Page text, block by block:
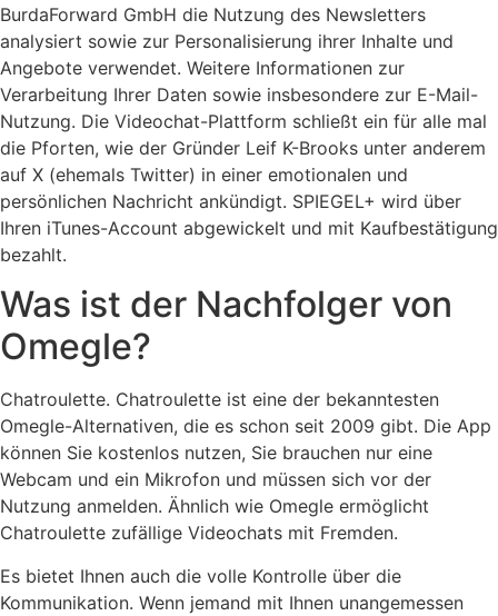
BurdaForward GmbH die Nutzung des Newsletters
analysiert sowie zur Personalisierung ihrer Inhalte und
Angebote verwendet. Weitere Informationen zur
Verarbeitung Ihrer Daten sowie insbesondere zur E-Mail-
Nutzung. Die Videochat-Plattform schließt ein für alle mal
die Pforten, wie der Gründer Leif K-Brooks unter anderem
auf X (ehemals Twitter) in einer emotionalen und
persönlichen Nachricht ankündigt. SPIEGEL+ wird über
Ihren iTunes-Account abgewickelt und mit Kaufbestätigung
bezahlt.
Was ist der Nachfolger von
Omegle?
Chatroulette. Chatroulette ist eine der bekanntesten
Omegle-Alternativen, die es schon seit 2009 gibt. Die App
können Sie kostenlos nutzen, Sie brauchen nur eine
Webcam und ein Mikrofon und müssen sich vor der
Nutzung anmelden. Ähnlich wie Omegle ermöglicht
Chatroulette zufällige Videochats mit Fremden.
Es bietet Ihnen auch die volle Kontrolle über die
Kommunikation. Wenn jemand mit Ihnen unangemessen